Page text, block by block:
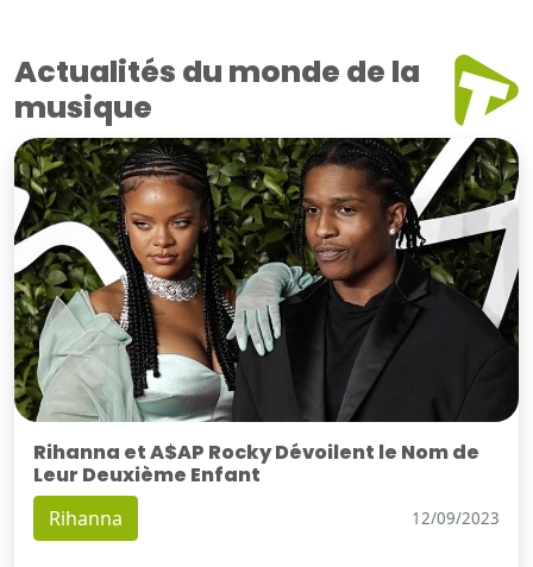
Actualités du monde de la
musique
Rihanna et A$AP Rocky Dévoilent le Nom de
Leur Deuxième Enfant
Rihanna 12/09/2023